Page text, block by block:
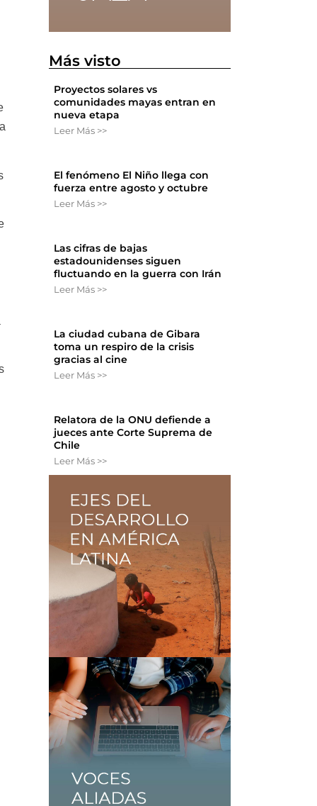
Más visto
Proyectos solares vs
comunidades mayas entran en
nueva etapa
Leer Más >>
El fenómeno El Niño llega con
fuerza entre agosto y octubre
Leer Más >>
Las cifras de bajas
estadounidenses siguen
fluctuando en la guerra con Irán
Leer Más >>
La ciudad cubana de Gibara
toma un respiro de la crisis
gracias al cine
Leer Más >>
Relatora de la ONU defiende a
jueces ante Corte Suprema de
Chile
Leer Más >>